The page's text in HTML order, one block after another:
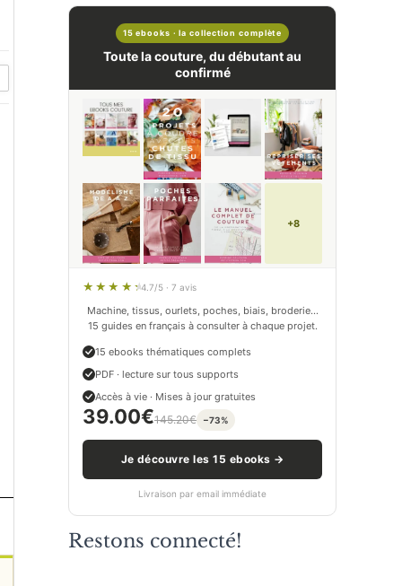
15 ebooks · la collection complète
Toute la couture, du débutant au
confirmé
+8
4.7/5 · 7 avis
Machine, tissus, ourlets, poches, biais, broderie…
15 guides en français à consulter à chaque projet.
15 ebooks thématiques complets
PDF · lecture sur tous supports
Accès à vie · Mises à jour gratuites
39.00€145.20€ −73%
Je découvre les 15 ebooks →
Livraison par email immédiate
Restons connecté!